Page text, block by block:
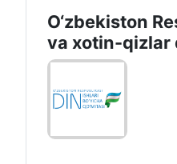
O‘zbekiston
va xotin-qizlar